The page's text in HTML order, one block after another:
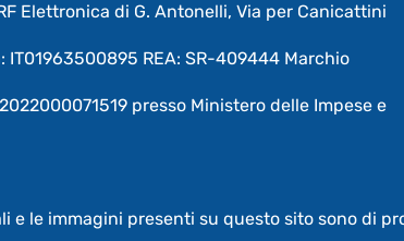
Elettronica di G. Antonelli, Via per Canicattini
IT01963500895 REA: SR-409444 Marchio
presso Ministero delle Impese e
e le immagini presenti su questo sito sono di